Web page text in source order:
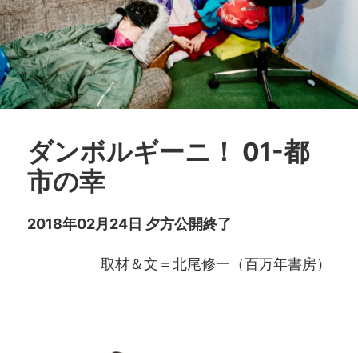
ダンボルギーニ！ 01-都
市の幸
2018年02月24日 夕方公開終了
取材＆文＝北尾修一（百万年書房）